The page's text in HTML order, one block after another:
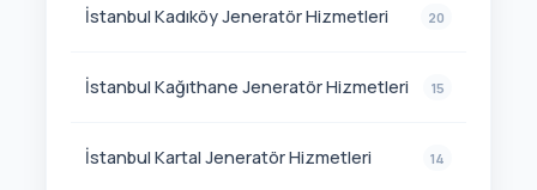
İstanbul Kadıköy Jeneratör Hizmetleri 20
İstanbul Kağıthane Jeneratör Hizmetleri 15
İstanbul Kartal Jeneratör Hizmetleri 14